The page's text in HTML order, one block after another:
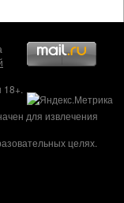
18+.
для извлечения
целях.